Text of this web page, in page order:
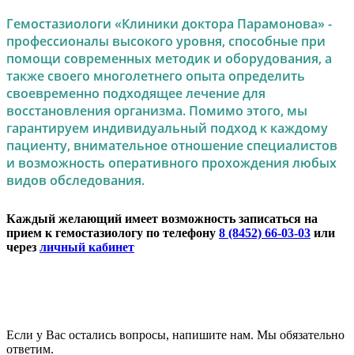
Гемостазиологи «Клиники доктора Парамонова» -
профессионалы высокого уровня, способные при
помощи современных методик и оборудования, а
также своего многолетнего опыта определить
своевременно подходящее лечение для
восстановления организма. Помимо этого, мы
гарантируем индивидуальный подход к каждому
пациенту, внимательное отношение специалистов
и возможность оперативного прохождения любых
видов обследования.
Каждый желающий имеет возможность записаться на
прием к гемостазиологу по телефону 8 (8452) 66-03-03 или
через личный кабинет
Если у Вас остались вопросы, напишите нам. Мы обязательно
ответим.